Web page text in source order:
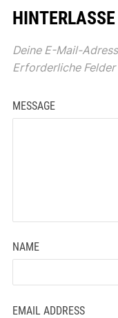
Deine E-Mail-
Erforderliche
MESSAGE
NAME
EMAIL ADDRESS